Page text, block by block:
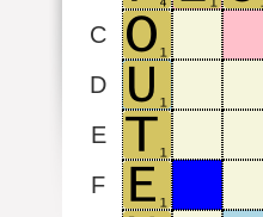
C
D
E
F